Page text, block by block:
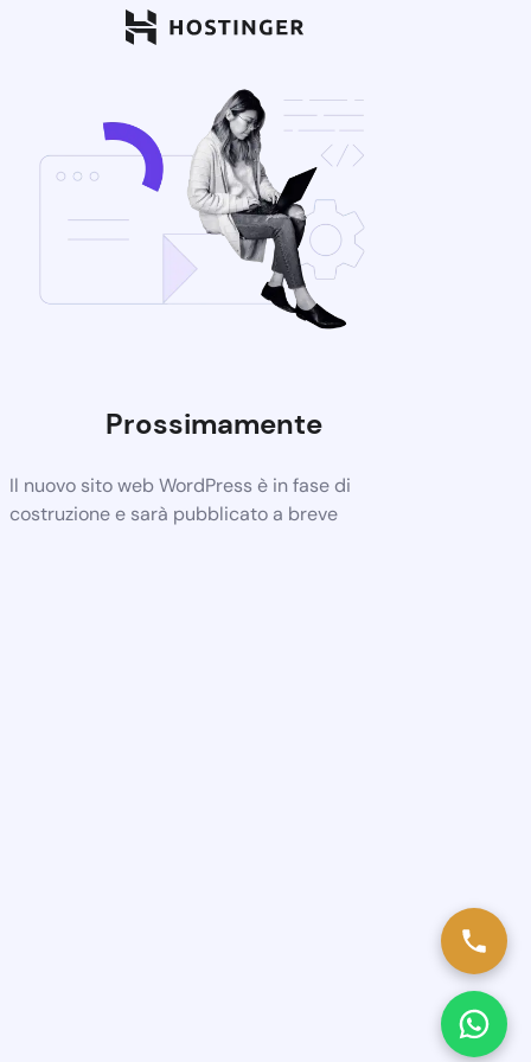
Prossimamente
Il nuovo sito web WordPress è in fase di
costruzione e sarà pubblicato a breve